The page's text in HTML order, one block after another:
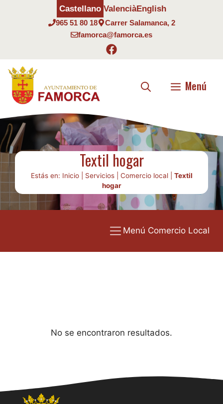
965 51 80 18
Carrer Salamanca, 2
famorca@famorca.es
Castellano ValenciàEnglish
Menú
Textil hogar
Estás en: Inicio| Servicios| Comercio local| Textil
hogar
Menú Comercio Local
No se encontraron resultados.